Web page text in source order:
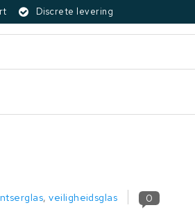
Discrete levering
,veiligheidsglas 0